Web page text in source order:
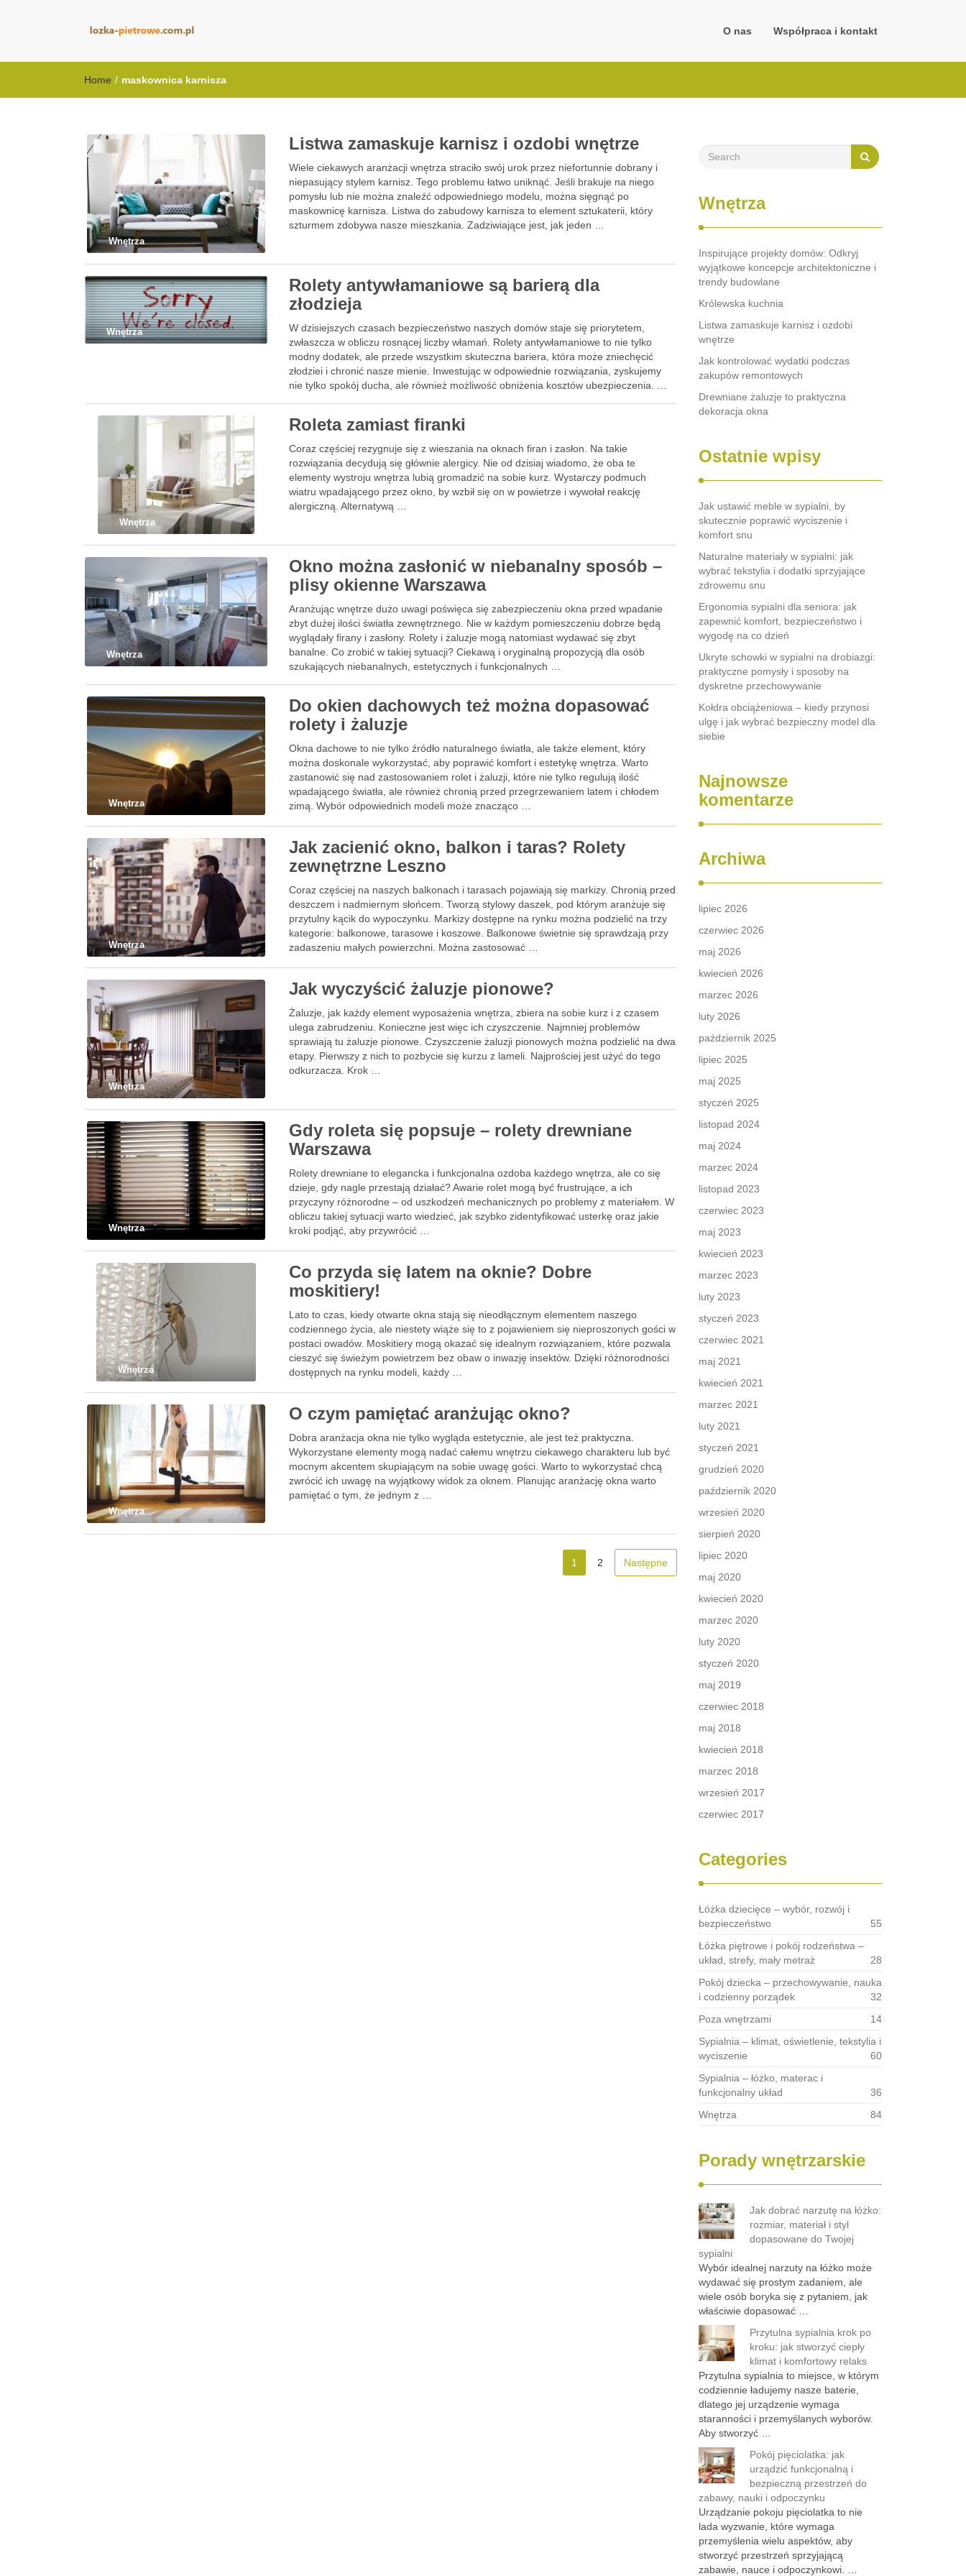
O nas Współpraca i kontakt
Home / maskownica karnisza
Wnętrza
Listwa zamaskuje karnisz i ozdobi wnętrze
Wiele ciekawych aranżacji wnętrza straciło swój urok przez niefortunnie dobrany i
niepasujący stylem karnisz. Tego problemu łatwo uniknąć. Jeśli brakuje na niego
pomysłu lub nie można znaleźć odpowiedniego modelu, można sięgnąć po
maskownicę karnisza. Listwa do zabudowy karnisza to element sztukaterii, który
szturmem zdobywa nasze mieszkania. Zadziwiające jest, jak jeden …
Wnętrza
Rolety antywłamaniowe są barierą dla
złodzieja
W dzisiejszych czasach bezpieczeństwo naszych domów staje się priorytetem,
zwłaszcza w obliczu rosnącej liczby włamań. Rolety antywłamaniowe to nie tylko
modny dodatek, ale przede wszystkim skuteczna bariera, która może zniechęcić
złodziei i chronić nasze mienie. Inwestując w odpowiednie rozwiązania, zyskujemy
nie tylko spokój ducha, ale również możliwość obniżenia kosztów ubezpieczenia. …
Wnętrza
Roleta zamiast firanki
Coraz częściej rezygnuje się z wieszania na oknach firan i zasłon. Na takie
rozwiązania decydują się głównie alergicy. Nie od dzisiaj wiadomo, że oba te
elementy wystroju wnętrza lubią gromadzić na sobie kurz. Wystarczy podmuch
wiatru wpadającego przez okno, by wzbił się on w powietrze i wywołał reakcję
alergiczną. Alternatywą …
Wnętrza
Okno można zasłonić w niebanalny sposób –
plisy okienne Warszawa
Aranżując wnętrze dużo uwagi poświęca się zabezpieczeniu okna przed wpadanie
zbyt dużej ilości światła zewnętrznego. Nie w każdym pomieszczeniu dobrze będą
wyglądały firany i zasłony. Rolety i żaluzje mogą natomiast wydawać się zbyt
banalne. Co zrobić w takiej sytuacji? Ciekawą i oryginalną propozycją dla osób
szukających niebanalnych, estetycznych i funkcjonalnych …
Wnętrza
Do okien dachowych też można dopasować
rolety i żaluzje
Okna dachowe to nie tylko źródło naturalnego światła, ale także element, który
można doskonale wykorzystać, aby poprawić komfort i estetykę wnętrza. Warto
zastanowić się nad zastosowaniem rolet i żaluzji, które nie tylko regulują ilość
wpadającego światła, ale również chronią przed przegrzewaniem latem i chłodem
zimą. Wybór odpowiednich modeli może znacząco …
Wnętrza
Jak zacienić okno, balkon i taras? Rolety
zewnętrzne Leszno
Coraz częściej na naszych balkonach i tarasach pojawiają się markizy. Chronią przed
deszczem i nadmiernym słońcem. Tworzą stylowy daszek, pod którym aranżuje się
przytulny kącik do wypoczynku. Markizy dostępne na rynku można podzielić na trzy
kategorie: balkonowe, tarasowe i koszowe. Balkonowe świetnie się sprawdzają przy
zadaszeniu małych powierzchni. Można zastosować …
Wnętrza
Jak wyczyścić żaluzje pionowe?
Żaluzje, jak każdy element wyposażenia wnętrza, zbiera na sobie kurz i z czasem
ulega zabrudzeniu. Konieczne jest więc ich czyszczenie. Najmniej problemów
sprawiają tu żaluzje pionowe. Czyszczenie żaluzji pionowych można podzielić na dwa
etapy. Pierwszy z nich to pozbycie się kurzu z lameli. Najprościej jest użyć do tego
odkurzacza. Krok …
Wnętrza
Gdy roleta się popsuje – rolety drewniane
Warszawa
Rolety drewniane to elegancka i funkcjonalna ozdoba każdego wnętrza, ale co się
dzieje, gdy nagle przestają działać? Awarie rolet mogą być frustrujące, a ich
przyczyny różnorodne – od uszkodzeń mechanicznych po problemy z materiałem. W
obliczu takiej sytuacji warto wiedzieć, jak szybko zidentyfikować usterkę oraz jakie
kroki podjąć, aby przywrócić …
Wnętrza
Co przyda się latem na oknie? Dobre
moskitiery!
Lato to czas, kiedy otwarte okna stają się nieodłącznym elementem naszego
codziennego życia, ale niestety wiąże się to z pojawieniem się nieproszonych gości w
postaci owadów. Moskitiery mogą okazać się idealnym rozwiązaniem, które pozwala
cieszyć się świeżym powietrzem bez obaw o inwazję insektów. Dzięki różnorodności
dostępnych na rynku modeli, każdy …
Wnętrza
O czym pamiętać aranżując okno?
Dobra aranżacja okna nie tylko wygląda estetycznie, ale jest też praktyczna.
Wykorzystane elementy mogą nadać całemu wnętrzu ciekawego charakteru lub być
mocnym akcentem skupiającym na sobie uwagę gości. Warto to wykorzystać chcą
zwrócić ich uwagę na wyjątkowy widok za oknem. Planując aranżację okna warto
pamiętać o tym, że jednym z …
1 2 Następne
Wnętrza
Inspirujące projekty domów: Odkryj
wyjątkowe koncepcje architektoniczne i
trendy budowlane
Królewska kuchnia
Listwa zamaskuje karnisz i ozdobi
wnętrze
Jak kontrolować wydatki podczas
zakupów remontowych
Drewniane żaluzje to praktyczna
dekoracja okna
Ostatnie wpisy
Jak ustawić meble w sypialni, by
skutecznie poprawić wyciszenie i
komfort snu
Naturalne materiały w sypialni: jak
wybrać tekstylia i dodatki sprzyjające
zdrowemu snu
Ergonomia sypialni dla seniora: jak
zapewnić komfort, bezpieczeństwo i
wygodę na co dzień
Ukryte schowki w sypialni na drobiazgi:
praktyczne pomysły i sposoby na
dyskretne przechowywanie
Kołdra obciążeniowa – kiedy przynosi
ulgę i jak wybrać bezpieczny model dla
siebie
Najnowsze
komentarze
Archiwa
lipiec 2026
czerwiec 2026
maj 2026
kwiecień 2026
marzec 2026
luty 2026
październik 2025
lipiec 2025
maj 2025
styczeń 2025
listopad 2024
maj 2024
marzec 2024
listopad 2023
czerwiec 2023
maj 2023
kwiecień 2023
marzec 2023
luty 2023
styczeń 2023
czerwiec 2021
maj 2021
kwiecień 2021
marzec 2021
luty 2021
styczeń 2021
grudzień 2020
październik 2020
wrzesień 2020
sierpień 2020
lipiec 2020
maj 2020
kwiecień 2020
marzec 2020
luty 2020
styczeń 2020
maj 2019
czerwiec 2018
maj 2018
kwiecień 2018
marzec 2018
wrzesień 2017
czerwiec 2017
Categories
Łóżka dziecięce – wybór, rozwój i
bezpieczeństwo
55
Łóżka piętrowe i pokój rodzeństwa –
układ, strefy, mały metraż
28
Pokój dziecka – przechowywanie, nauka
i codzienny porządek
32
Poza wnętrzami
14
Sypialnia – klimat, oświetlenie, tekstylia i
wyciszenie
60
Sypialnia – łóżko, materac i
funkcjonalny układ
36
Wnętrza
84
Porady wnętrzarskie
Jak dobrać narzutę na łóżko:
rozmiar, materiał i styl
dopasowane do Twojej
sypialni
Wybór idealnej narzuty na łóżko może
wydawać się prostym zadaniem, ale
wiele osób boryka się z pytaniem, jak
właściwie dopasować …
Przytulna sypialnia krok po
kroku: jak stworzyć ciepły
klimat i komfortowy relaks
Przytulna sypialnia to miejsce, w którym
codziennie ładujemy nasze baterie,
dlatego jej urządzenie wymaga
staranności i przemyślanych wyborów.
Aby stworzyć …
Pokój pięciolatka: jak
urządzić funkcjonalną i
bezpieczną przestrzeń do
zabawy, nauki i odpoczynku
Urządzanie pokoju pięciolatka to nie
lada wyzwanie, które wymaga
przemyślenia wielu aspektów, aby
stworzyć przestrzeń sprzyjającą
zabawie, nauce i odpoczynkowi. …